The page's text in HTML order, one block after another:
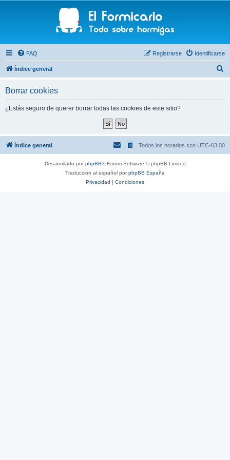
FAQ Identificarse
Registrarse
Índice general
Borrar cookies
¿Estás seguro de querer borrar todas las cookies de este sitio?
Índice general Todos los horarios son UTC-03:00
Desarrollado porphpBB® Forum Software © phpBB Limited
Traducción al español porphpBB España
Privacidad | Condiciones